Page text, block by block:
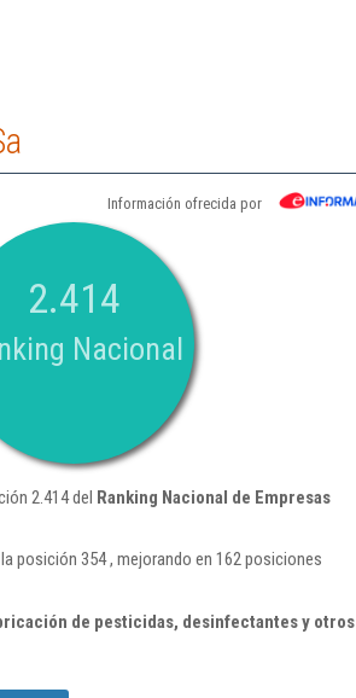
Información ofrecida por
2.414
Nacional
2.414 del Ranking Nacional de Empresas
posición 354 , mejorando en 162 posiciones
de pesticidas, desinfectantes y otros